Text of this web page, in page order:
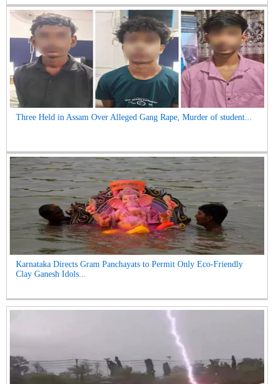
Three Held in Assam Over Alleged Gang Rape, Murder of student...
Karnataka Directs Gram Panchayats to Permit Only Eco-Friendly
Clay Ganesh Idols...